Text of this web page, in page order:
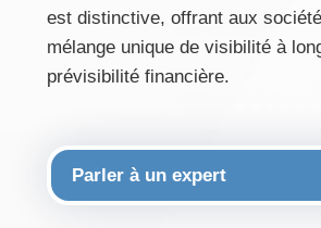
est distinctive, offrant aux
mélange unique de visibilité à
prévisibilité financière.
Parler à un expert